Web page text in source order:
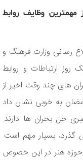
وظایف روابط
رسانی وزارت فرهنگ و
ارتباطات و روابط
های چند وقت اخیر از
روزه تا جنگ رمضان به خوبی نشان داد
حل بحران ها دارند.
گذرد، بسیار مهم است.
حوزه هنر در این خصوص